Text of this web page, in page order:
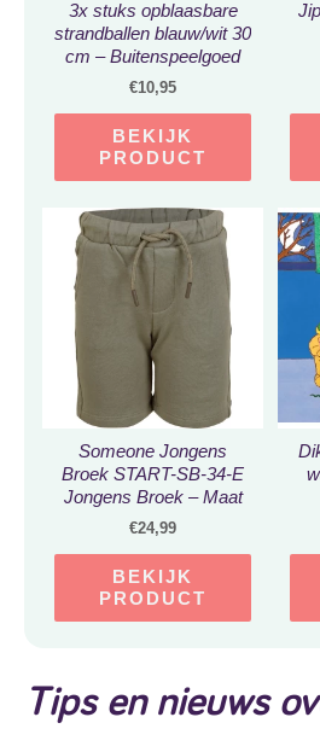
3x stuks opblaasbare
strandballen blauw/wit 30
cm – Buitenspeelgoed
waterspeelgoed
€10,95
BEKIJK
PRODUCT
Someone Jongens
Broek START-SB-34-E
Jongens Broek – Maat
92
€24,99
BEKIJK
PRODUCT
Tips en nieuws